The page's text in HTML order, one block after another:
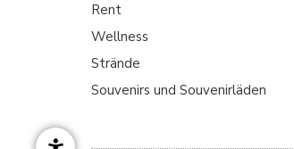
Rent
Wellness
Strände
Souvenirs und Souvenirläden